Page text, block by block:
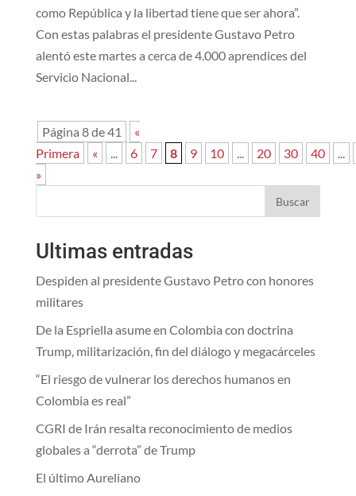
como República y la libertad tiene que ser ahora”.
Con estas palabras el presidente Gustavo Petro
alentó este martes a cerca de 4.000 aprendices del
Servicio Nacional...
Página 8 de 41
«
Primera
« ... 6 7 8 9 10 ... 20 30 40
...
»
Buscar
Ultimas entradas
Despiden al presidente Gustavo Petro con honores
militares
De la Espriella asume en Colombia con doctrina
Trump, militarización, fin del diálogo y megacárceles
“El riesgo de vulnerar los derechos humanos en
Colombia es real”
CGRI de Irán resalta reconocimiento de medios
globales a “derrota” de Trump
El último Aureliano